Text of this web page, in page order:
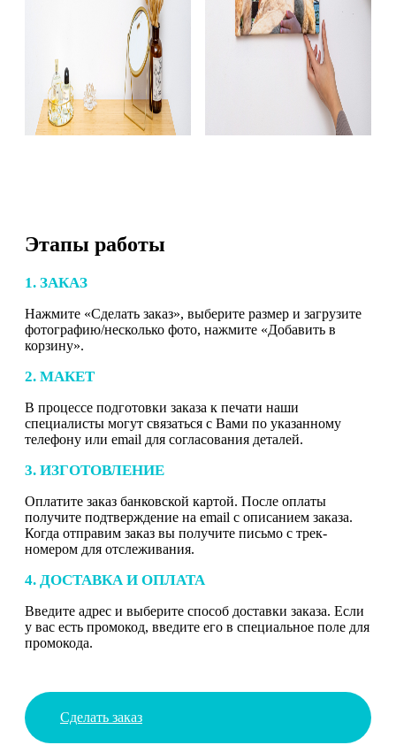
Этапы работы
1. ЗАКАЗ
Нажмите «Сделать заказ», выберите размер и загрузите
фотографию/несколько фото, нажмите «Добавить в
корзину».
2. МАКЕТ
В процессе подготовки заказа к печати наши
специалисты могут связаться с Вами по указанному
телефону или email для согласования деталей.
3. ИЗГОТОВЛЕНИЕ
Оплатите заказ банковской картой. После оплаты
получите подтверждение на email с описанием заказа.
Когда отправим заказ вы получите письмо с трек-
номером для отслеживания.
4. ДОСТАВКА И ОПЛАТА
Введите адрес и выберите способ доставки заказа. Если
у вас есть промокод, введите его в специальное поле для
промокода.
Сделать заказ